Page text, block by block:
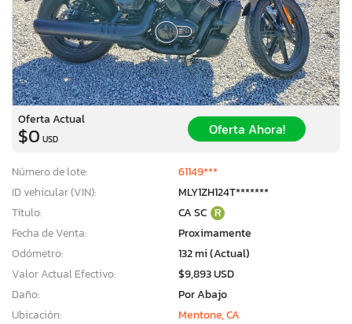
Oferta Actual
$0 USD
Oferta Ahora!
Número de lote:
61149***
ID vehicular (VIN):
MLY1ZH124T*******
Título:
CA SC R
Fecha de Venta:
Proximamente
Odómetro:
132 mi (Actual)
Valor Actual Efectivo:
$9,893 USD
Daño:
Por Abajo
Ubicación:
Mentone, CA
×